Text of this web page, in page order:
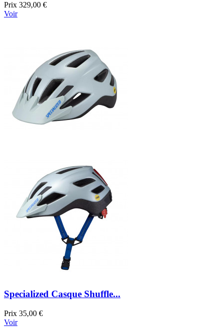
Prix 329,00 €
Voir
Specialized Casque Shuffle...
Prix 35,00 €
Voir